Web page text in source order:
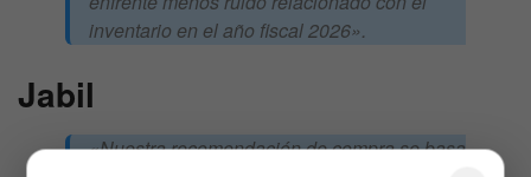
inventario en el año fiscal 2026».
Jabil
«Nuestra recomendación de compra se basa